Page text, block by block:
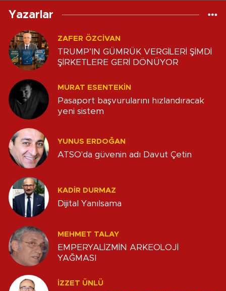
Yazarlar
ZAFER ÖZCIVAN
TRUMP’IN GÜMRÜK VERGİLERİ ŞİMDİ
ŞİRKETLERE GERİ DÖNÜYOR
MURAT ESENTEKIN
Pasaport başvurularını hızlandıracak
yeni sistem
YUNUS ERDOĞAN
ATSO'da güvenin adı Davut Çetin
KADIR DURMAZ
Dijital Yanılsama
MEHMET TALAY
EMPERYALİZMİN ARKEOLOJİ
YAĞMASI
İZZET ÜNLÜ